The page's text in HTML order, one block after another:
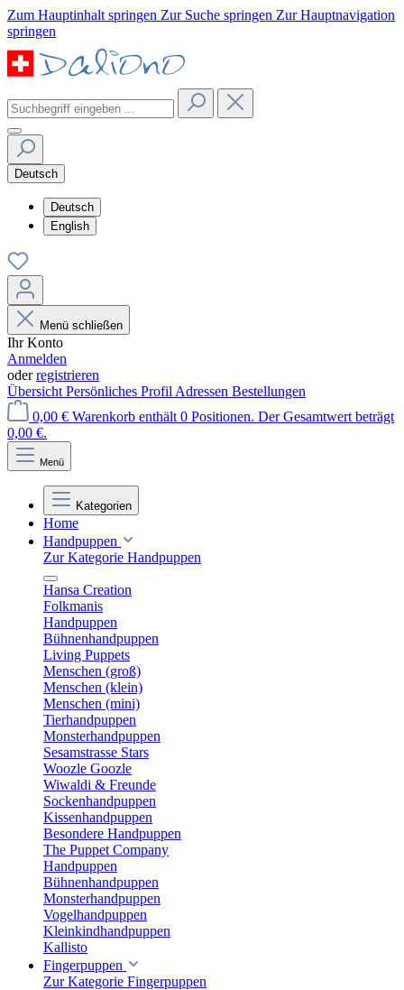
Zum Hauptinhalt springen Zur Suche springen Zur Hauptnavigation
springen
Deutsch
Deutsch
English
Menü schließen
Ihr Konto
Anmelden
oderregistrieren
Übersicht Persönliches Profil Adressen Bestellungen
0,00 € Warenkorb enthält 0 Positionen. Der Gesamtwert beträgt
0,00 €.
Menü
Kategorien
Home
Handpuppen
Zur Kategorie Handpuppen
Hansa Creation
Folkmanis
Handpuppen
Bühnenhandpuppen
Living Puppets
Menschen (groß)
Menschen (klein)
Menschen (mini)
Tierhandpuppen
Monsterhandpuppen
Sesamstrasse Stars
Woozle Goozle
Wiwaldi & Freunde
Sockenhandpuppen
Kissenhandpuppen
Besondere Handpuppen
The Puppet Company
Handpuppen
Bühnenhandpuppen
Monsterhandpuppen
Vogelhandpuppen
Kleinkindhandpuppen
Kallisto
Fingerpuppen
Zur Kategorie Fingerpuppen